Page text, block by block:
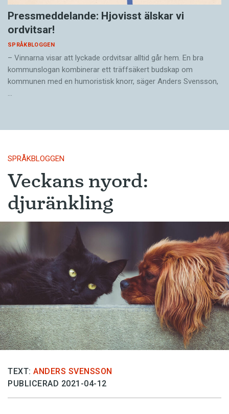
Pressmeddelande: Hjovisst älskar vi
ordvitsar!
SPRÅKBLOGGEN
– Vinnarna visar att lyckade ordvitsar alltid går hem. En bra
kommunslogan kombinerar ett träffsäkert budskap om
kommunen med en humoristisk knorr, säger Anders Svensson,
…
SPRÅKBLOGGEN
Veckans nyord:
djuränkling
TEXT: ANDERS SVENSSON
PUBLICERAD 2021-04-12